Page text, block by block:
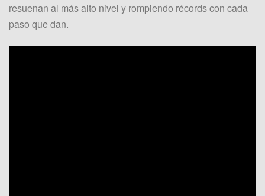
resuenan al más alto nivel y rompiendo récords con cada
paso que dan.